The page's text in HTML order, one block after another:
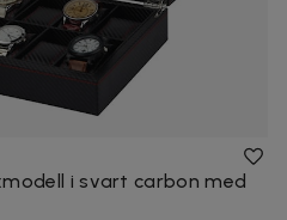
i svart carbon med